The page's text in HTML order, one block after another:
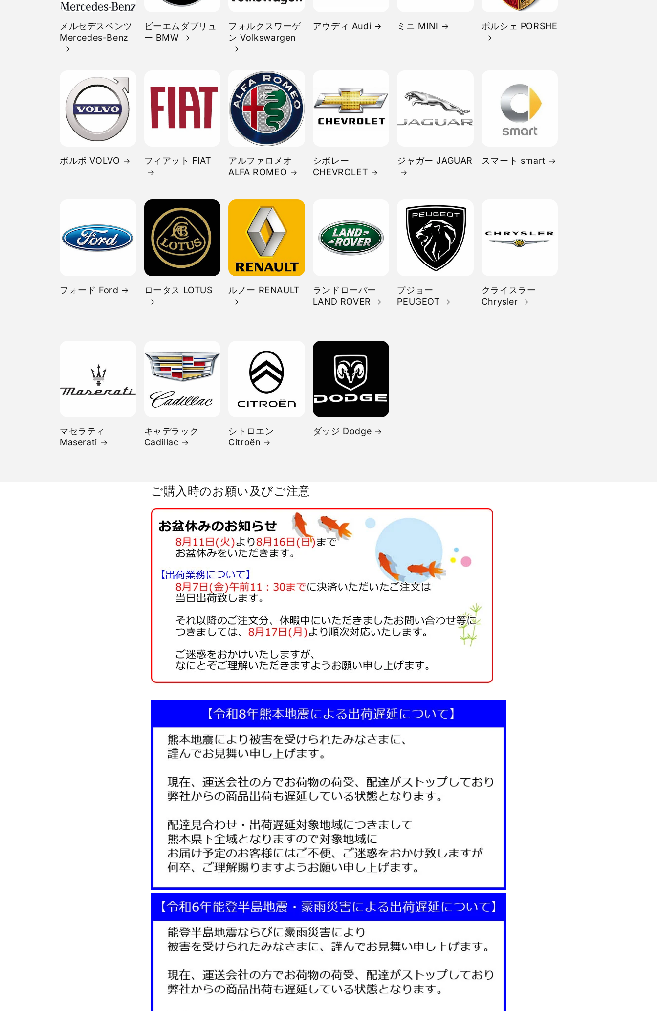
メルセデスベンツ
Mercedes-Benz
ビーエムダブリュ
ー BMW
フォルクスワーゲ
ン Volkswargen
アウディ Audi ミニ MINI ポルシェ PORSHE
ボルボ VOLVO フィアット FIAT
アルファロメオ
ALFA ROMEO
シボレー
CHEVROLET
ジャガー JAGUAR スマート smart
フォード Ford ロータス LOTUS ルノー RENAULT
ランドローバー
LAND ROVER
プジョー
PEUGEOT
クライスラー
Chrysler
マセラティ
Maserati
キャデラック
Cadillac
シトロエン
Citroën
ダッジ Dodge
ご購入時のお願い及びご注意